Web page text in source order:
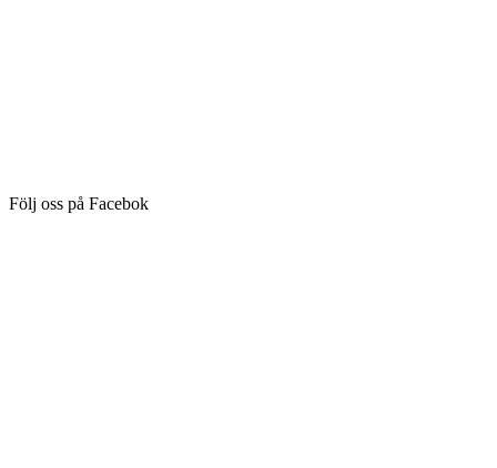
Följ oss på Facebok